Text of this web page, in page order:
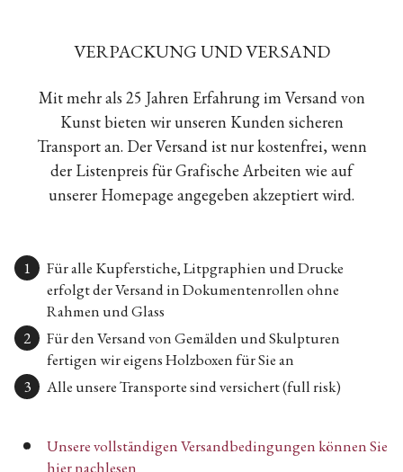
VERPACKUNG UND VERSAND
Mit mehr als 25 Jahren Erfahrung im Versand von
Kunst bieten wir unseren Kunden sicheren
Transport an. Der Versand ist nur kostenfrei, wenn
der Listenpreis für Grafische Arbeiten wie auf
unserer Homepage angegeben akzeptiert wird.
Für alle Kupferstiche, Litpgraphien und Drucke
erfolgt der Versand in Dokumentenrollen ohne
Rahmen und Glass
Für den Versand von Gemälden und Skulpturen
fertigen wir eigens Holzboxen für Sie an
Alle unsere Transporte sind versichert (full risk)
Unsere vollständigen Versandbedingungen können Sie
hier nachlesen